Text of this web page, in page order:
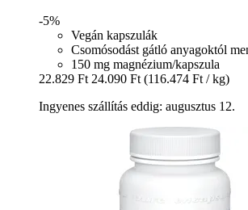
-5%
Vegán kapszulák
Csomósodást gátló anyagoktól
150 mg magnézium/kapszula
22.829 Ft 24.090 Ft (116.474 Ft / kg)
Ingyenes szállítás eddig: augusztus 12.